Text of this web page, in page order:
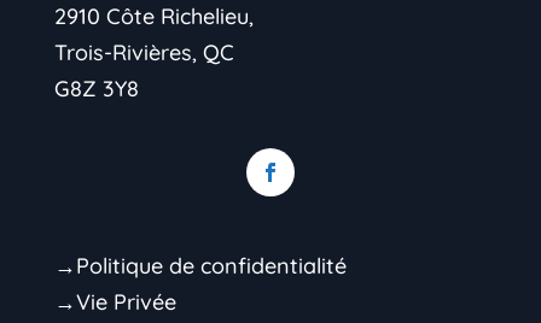
2910 Côte Richelieu,
Trois-Rivières, QC
G8Z 3Y8
→Politique de confidentialité
→Vie Privée